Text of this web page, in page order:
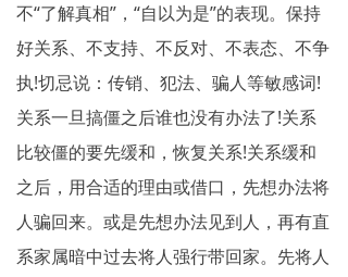
不“了解真相”，“自以为是”的表现。保持
好关系、不支持、不反对、不表态、不争
执!切忌说：传销、犯法、骗人等敏感词!
关系一旦搞僵之后谁也没有办法了!关系
比较僵的要先缓和，恢复关系!关系缓和
之后，用合适的理由或借口，先想办法将
人骗回来。或是先想办法见到人，再有直
系家属暗中过去将人强行带回家。先将人